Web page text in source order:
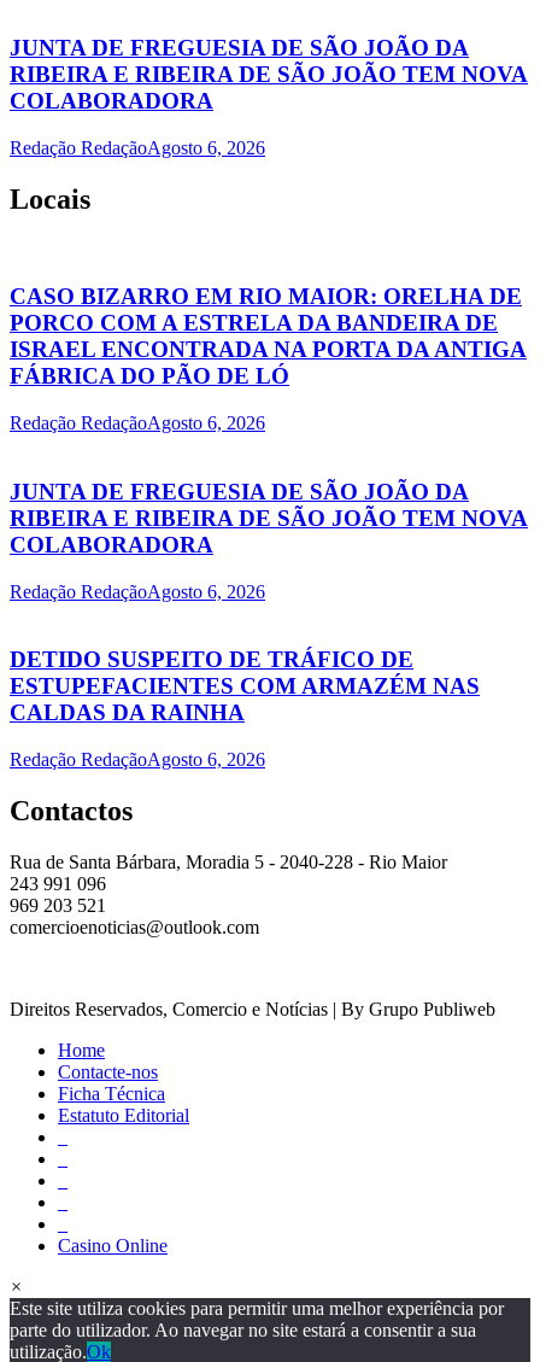
JUNTA DE FREGUESIA DE SÃO JOÃO DA
RIBEIRA E RIBEIRA DE SÃO JOÃO TEM NOVA
COLABORADORA
Redação RedaçãoAgosto 6, 2026
Locais
CASO BIZARRO EM RIO MAIOR: ORELHA DE
PORCO COM A ESTRELA DA BANDEIRA DE
ISRAEL ENCONTRADA NA PORTA DA ANTIGA
FÁBRICA DO PÃO DE LÓ
Redação RedaçãoAgosto 6, 2026
JUNTA DE FREGUESIA DE SÃO JOÃO DA
RIBEIRA E RIBEIRA DE SÃO JOÃO TEM NOVA
COLABORADORA
Redação RedaçãoAgosto 6, 2026
DETIDO SUSPEITO DE TRÁFICO DE
ESTUPEFACIENTES COM ARMAZÉM NAS
CALDAS DA RAINHA
Redação RedaçãoAgosto 6, 2026
Contactos
Rua de Santa Bárbara, Moradia 5 - 2040-228 - Rio Maior
243 991 096
969 203 521
comercioenoticias@outlook.com
Direitos Reservados, Comercio e Notícias | By Grupo Publiweb
Home
Contacte-nos
Ficha Técnica
Estatuto Editorial
Casino Online
×
Este site utiliza cookies para permitir uma melhor experiência por
parte do utilizador. Ao navegar no site estará a consentir a sua
utilização.Ok